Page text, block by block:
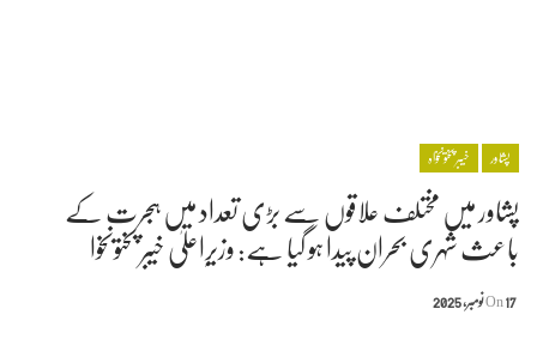
پشاور خیبر پختونخواہ
پشاور میں مختلف علاقوں سے بڑی تعداد میں ہجرت کے
باعث شہری بحران پیدا ہو گیا ہے: وزیرِاعلیٰ خیبر پختونخوا
On 17 نومبر, 2025